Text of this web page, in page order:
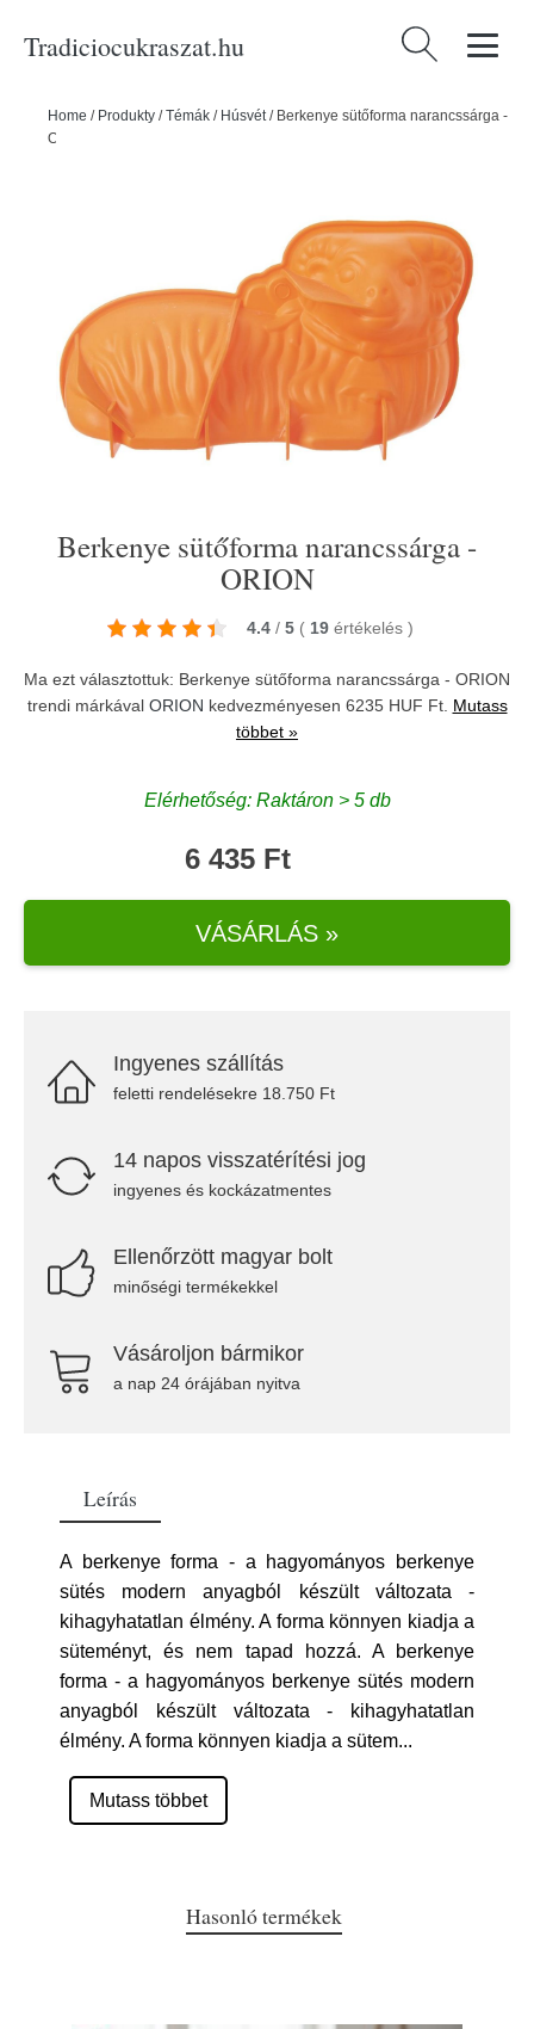
Tradiciocukraszat.hu Keresés:
Home / Produkty /Témák / Húsvét/ Berkenye sütőforma narancssárga -
ORION
Berkenye sütőforma narancssárga -
ORION
4.4 / 5 ( 19 értékelés )
Ma ezt választottuk: Berkenye sütőforma narancssárga - ORION
trendi márkával ORION kedvezményesen 6235 HUF Ft. Mutass
többet »
Elérhetőség: Raktáron > 5 db
6 435 Ft
VÁSÁRLÁS »
Ingyenes szállítás
feletti rendelésekre 18.750 Ft
14 napos visszatérítési jog
ingyenes és kockázatmentes
Ellenőrzött magyar bolt
minőségi termékekkel
Vásároljon bármikor
a nap 24 órájában nyitva
Leírás
A berkenye forma - a hagyományos berkenye
sütés modern anyagból készült változata -
kihagyhatatlan élmény. A forma könnyen kiadja a
süteményt, és nem tapad hozzá. A berkenye
forma - a hagyományos berkenye sütés modern
anyagból készült változata - kihagyhatatlan
élmény. A forma könnyen kiadja a sütem...
Mutass többet
Hasonló termékek